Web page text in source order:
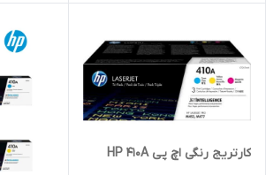
کارتریج رنگی اچ پی HP 410A